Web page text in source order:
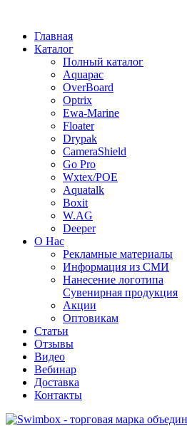
Главная
Каталог
Полный каталог
Aquapac
OverBoard
Optrix
Ewa-Marine
Floater
Drypak
CameraShield
Go Pro
Wxtex/POE
Aquatalk
Boxit
W.AG
Deeper
О Нас
Рекламные материалы
Информация из СМИ
Нанесение логотипа
Сувенирная продукция
Акции
Оптовикам
Статьи
Отзывы
Видео
Вебинар
Доставка
Контакты